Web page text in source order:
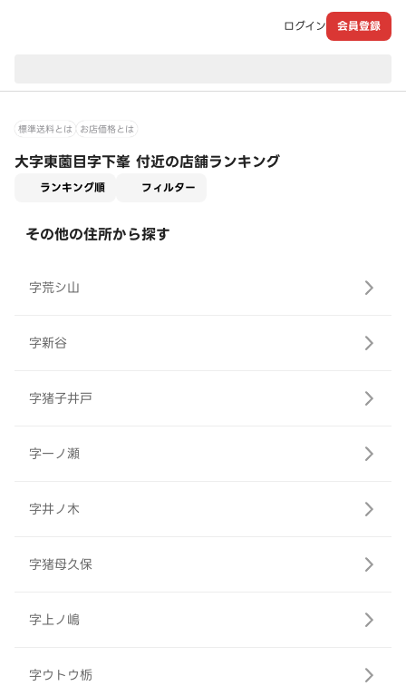
ログイン 会員登録
標準送料とは お店価格とは
大字東薗目字下峯 付近の店舗ランキング
ランキング順 フィルター
その他の住所から探す
字荒シ山
字新谷
字猪子井戸
字一ノ瀬
字井ノ木
字猪母久保
字上ノ嶋
字ウトウ栃